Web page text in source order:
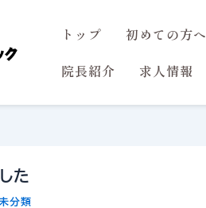
トップ 初めての方へ
院長紹介
求人情報
た
分類